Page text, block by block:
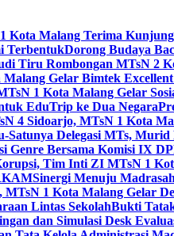
Kota Malang Terima
TerbentukDorong Budaya
Tiru Rombongan MTsN 2
Gelar Bimtek
1 Kota Malang Gelar
EduTrip ke Dua Negara
4 Sidoarjo, MTsN 1 Kota
Satunya Delegasi MTs,
Genre Bersama Komisi IX
Tim Inti ZI MTsN 1
Sinergi Menuju
MTsN 1 Kota Malang Gelar
Lintas SekolahBukti
dan Simulasi Desk